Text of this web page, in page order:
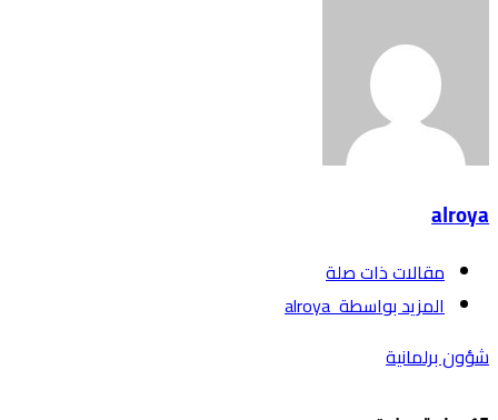
alroya
‫مقالات ذات صلة‬
‫‫المزيد بواسطة‬ ‬ alroya
شؤون برلمانية